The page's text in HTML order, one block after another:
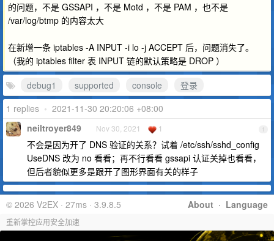
的问题，不是 GSSAPI ，不是 Motd ，不是 PAM ，也不是
/var/log/btmp 的内容太大
在新增一条 iptables -A INPUT -i lo -j ACCEPT 后，问题消失了。
（我的 iptables filter 表 INPUT 链的默认策略是 DROP ）
debug1
supported console
登录
1 replies • 2021-11-30 20:20:06 +08:00
1
neiltroyer849 Nov 30, 2021 1
不会是因为开了 DNS 验证的关系？试着 /etc/ssh/sshd_config
UseDNS 改为 no 看看；再不行看看 gssapi 认证关掉也看看，
但后者貌似更多是跟开了图形界面有关的样子
About · Language
© 2026 V2EX · 27ms · 3.9.8.5
重新掌控应用安全加速